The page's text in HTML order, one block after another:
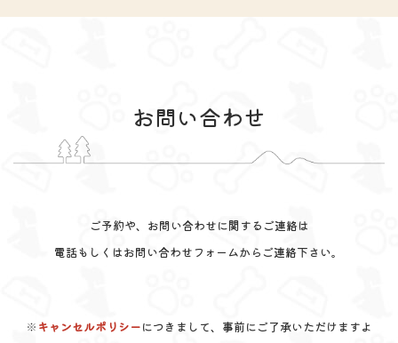
お問い合わせ
ご予約や、お問い合わせに関するご連絡は
電話もしくはお問い合わせフォームからご連絡下さい。
※ キャンセルポリシーにつきまして、事前にご了承いただけますよ